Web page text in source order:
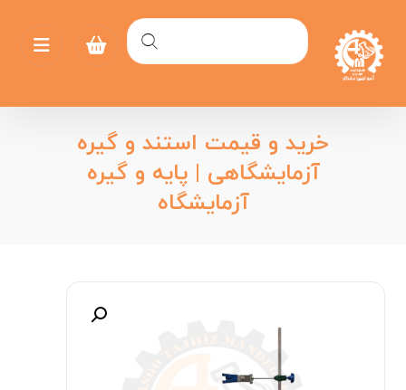
خرید و قیمت استند و گیره
آزمایشگاهی | پایه و گیره
آزمایشگاه